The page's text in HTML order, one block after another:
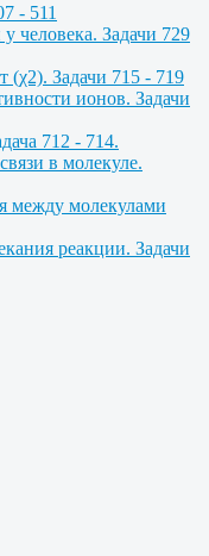
- 511
человека. Задачи 729
(χ2). Задачи 715 - 719
ионов. Задачи
712 - 714.
в молекуле.
между молекулами
реакции. Задачи